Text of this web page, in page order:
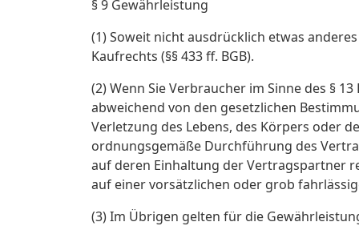
§ 9 Gewährleistung
(1) Soweit nicht ausdrücklich etwas
Kaufrechts (§§ 433 ff. BGB).
(2) Wenn Sie Verbraucher im Sinne des §
abweichend von den gesetzlichen
Verletzung des Lebens, des Körpers oder
ordnungsgemäße Durchführung des
auf deren Einhaltung der Vertragspartner
auf einer vorsätzlichen oder grob
(3) Im Übrigen gelten für die